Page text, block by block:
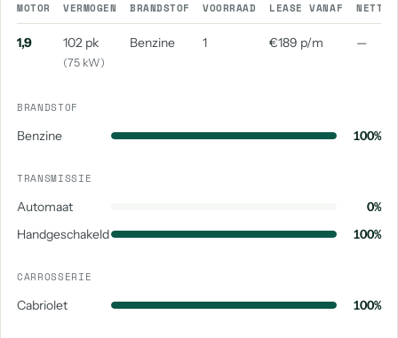
MOTOR
VERMOGEN BRANDSTOF VOORRAAD LEASE VANAF NETTO
1,9 102 pk
(75 kW)
Benzine 1 €189 p/m —
BRANDSTOF
Benzine 100%
TRANSMISSIE
Automaat
0%
Handgeschakeld
100%
CARROSSERIE
Cabriolet 100%